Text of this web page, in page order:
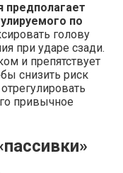
предполагает
по
голову
при ударе сзади.
и препятствует
снизить риск
привычное